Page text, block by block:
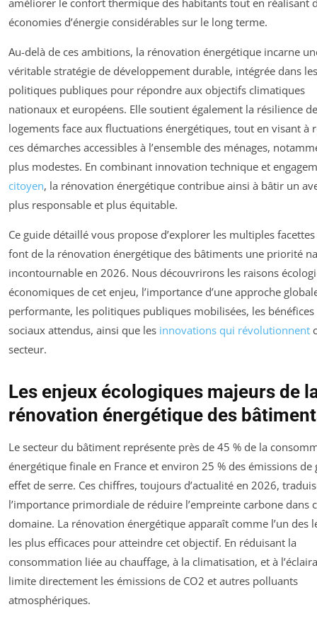
économies d’énergie considérables sur le long terme.
Au-delà de ces ambitions, la rénovation énergétique incarne
véritable stratégie de développement durable, intégrée dans les
politiques publiques pour répondre aux objectifs climatiques
nationaux et européens. Elle soutient également la résilience
logements face aux fluctuations énergétiques, tout en visant à
ces démarches accessibles à l’ensemble des ménages,
plus modestes. En combinant innovation technique et
citoyen, la rénovation énergétique contribue ainsi à bâtir un
plus responsable et plus équitable.
Ce guide détaillé vous propose d’explorer les multiples
font de la rénovation énergétique des bâtiments une priorité
incontournable en 2026. Nous découvrirons les raisons
économiques de cet enjeu, l’importance d’une approche
performante, les politiques publiques mobilisées, les bénéfices
sociaux attendus, ainsi que les innovations qui révolutionnent
secteur.
Les enjeux écologiques majeurs de
rénovation énergétique des
Le secteur du bâtiment représente près de 45 % de la
énergétique finale en France et environ 25 % des émissions de
effet de serre. Ces chiffres, toujours d’actualité en 2026,
l’importance primordiale de réduire l’empreinte carbone dans
domaine. La rénovation énergétique apparaît comme l’un des
les plus efficaces pour atteindre cet objectif. En réduisant la
consommation liée au chauffage, à la climatisation, et à
limite directement les émissions de CO2 et autres polluants
atmosphériques.